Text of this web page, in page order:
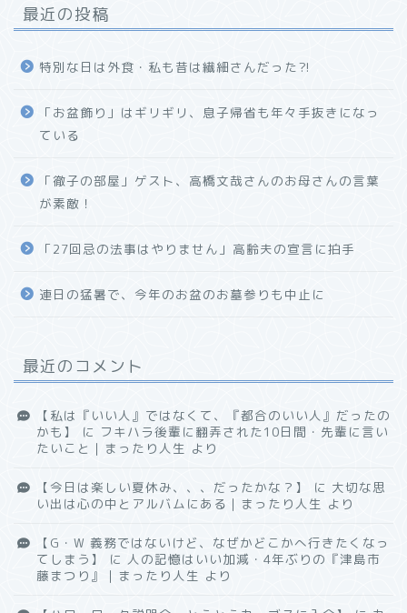
最近の投稿
特別な日は外食・私も昔は繊細さんだった⁈
「お盆飾り」はギリギリ、息子帰省も年々手抜きになっ
ている
「徹子の部屋」ゲスト、高橋文哉さんのお母さんの言葉
が素敵！
「27回忌の法事はやりません」高齢夫の宣言に拍手
連日の猛暑で、今年のお盆のお墓参りも中止に
最近のコメント
【私は『いい人』ではなくて、『都合のいい人』だったの
かも】
に フキハラ後輩に翻弄された10日間・先輩に言い
たいこと｜まったり人生 より
【今日は楽しい夏休み、、、だったかな？】 に 大切な思
い出は心の中とアルバムにある｜まったり人生 より
【G・W 義務ではないけど、なぜかどこかへ行きたくなっ
てしまう】
に 人の記憶はいい加減・4年ぶりの『津島市
藤まつり』｜まったり人生 より